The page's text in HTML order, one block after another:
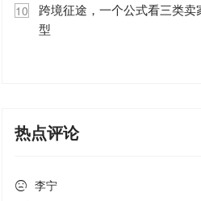
10
跨境征途，一个公式看三类卖
型
热点评论
 李宁